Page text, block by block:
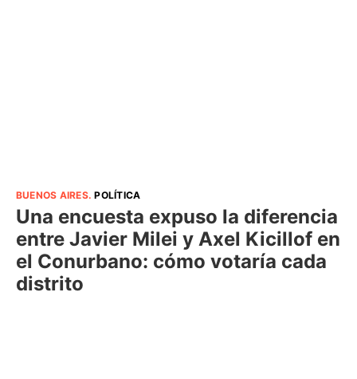
BUENOS AIRES.POLÍTICA
Una encuesta expuso la diferencia
entre Javier Milei y Axel Kicillof en
el Conurbano: cómo votaría cada
distrito